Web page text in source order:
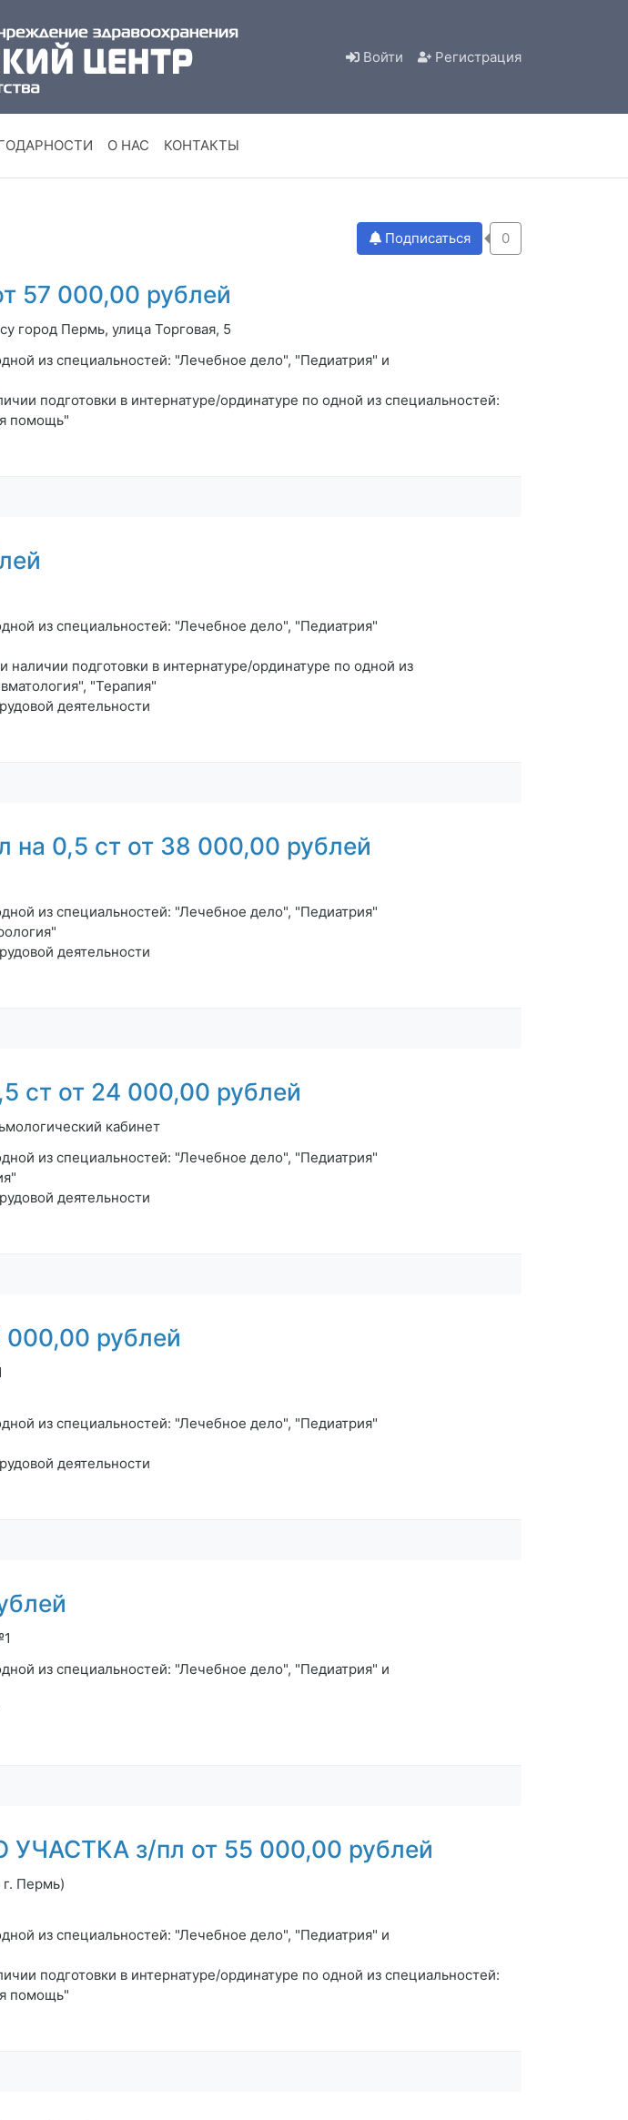
Войти Регистрация
О НАС КОНТАКТЫ
Подписаться 0
57 000,00 рублей
город Пермь, улица Торговая, 5
из специальностей: "Лечебное дело", "Педиатрия" и
подготовки в интернатуре/ординатуре по одной из специальностей:
помощь"
из специальностей: "Лечебное дело", "Педиатрия"
подготовки в интернатуре/ординатуре по одной из
"Терапия"
деятельности
0,5 ст от 38 000,00 рублей
из специальностей: "Лечебное дело", "Педиатрия"
деятельности
ст от 24 000,00 рублей
кабинет
из специальностей: "Лечебное дело", "Педиатрия"
деятельности
рублей
из специальностей: "Лечебное дело", "Педиатрия"
деятельности
из специальностей: "Лечебное дело", "Педиатрия" и
з/пл от 55 000,00 рублей
Пермь)
из специальностей: "Лечебное дело", "Педиатрия" и
подготовки в интернатуре/ординатуре по одной из специальностей:
помощь"